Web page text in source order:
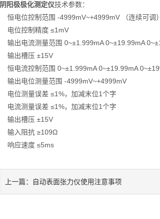
阴阳极极化测定仪技术参数：
恒电位控制范围 -4999mV~+4999mV （连续可调）
电位控制精度 ≤1mV
输出电流测量范围 0~±1.999mA 0~±19.99mA
输出槽压 ±15V
恒电流控制范围 0~±1.999mA 0~±19.99mA
输出电位测量范围 -4999mV~+4999mV
电位测量误差 ≤1%，加减末位1个字
电流测量误差 ≤1%，加减末位1个字
输出槽压 ±15V
输入阻抗 ≥109Ω
响应速度 ≤5ms
上一篇： 自动表面张力仪使用注意事项